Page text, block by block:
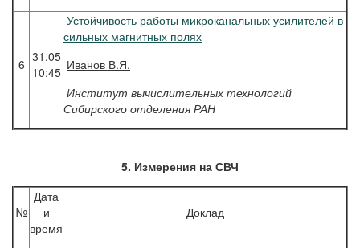
6 31.05
10:45
Устойчивость работы микроканальных усилителей в
сильных магнитных полях
Иванов В.Я.
Институт вычислительных технологий
Сибирского отделения РАН
5. Измерения на СВЧ
№
Дата
и
время
Доклад